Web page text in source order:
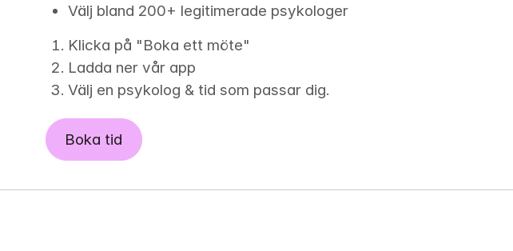
Välj bland 200+ legitimerade psykologer
Klicka på "Boka ett möte"
Ladda ner vår app
Välj en psykolog & tid som passar dig.
Boka tid